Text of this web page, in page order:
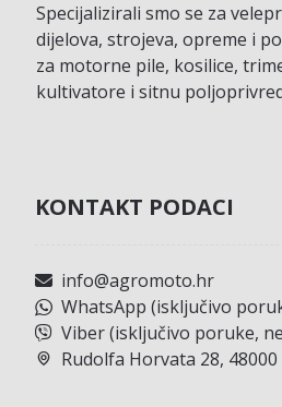
Specijalizirali smo se za
dijelova, strojeva, opreme i
za motorne pile, kosilice,
kultivatore i sitnu
KONTAKT PODACI
info@agromoto.hr
WhatsApp (isključivo
Viber (isključivo poruke,
Rudolfa Horvata 28,